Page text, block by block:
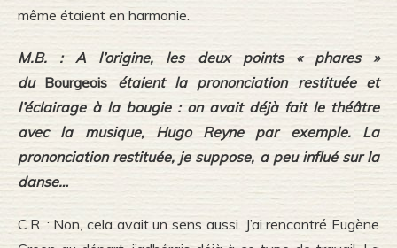
même étaient en harmonie.
M.B. : A l’origine, les deux points « phares »
du Bourgeois étaient la prononciation restituée et
l’éclairage à la bougie : on avait déjà fait le théâtre
avec la musique, Hugo Reyne par exemple. La
prononciation restituée, je suppose, a peu influé sur la
danse…
C.R. : Non, cela avait un sens aussi. J’ai rencontré Eugène